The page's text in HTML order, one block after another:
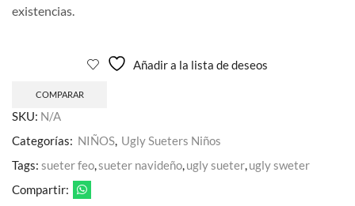
existencias.
Añadir a la lista de deseos
COMPARAR
SKU: N/A
Categorías: NIÑOS, Ugly Sueters Niños
Tags: sueter feo,sueter navideño,ugly sueter,ugly sweter
Compartir: